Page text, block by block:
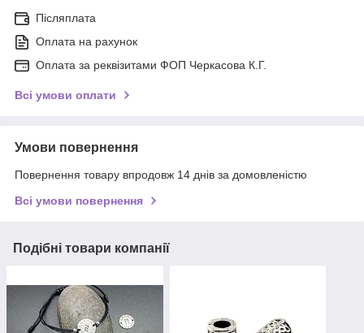
Післяплата
Оплата на рахунок
Оплата за реквізитами ФОП Черкасова К.Г.
Всі умови оплати
Умови повернення
Повернення товару впродовж 14 днів за домовленістю
Всі умови повернення
Подібні товари компанії